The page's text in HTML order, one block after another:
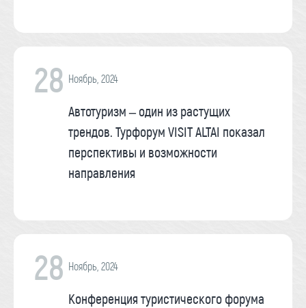
28 Ноябрь, 2024
Автотуризм – один из растущих
трендов. Турфорум VISIT ALTAI показал
перспективы и возможности
направления
28 Ноябрь, 2024
Конференция туристического форума